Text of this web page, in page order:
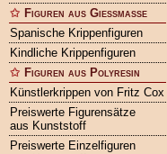
Figuren aus Gießmasse
Spanische Krippenfiguren
Kindliche Krippenfiguren
Figuren aus Polyresin
Künstlerkrippen von Fritz Cox
Preiswerte Figurensätze
aus Kunststoff
Preiswerte Einzelfiguren